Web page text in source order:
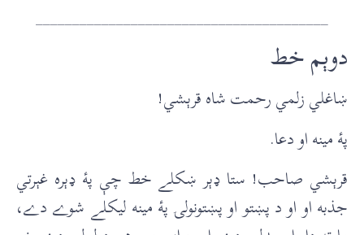
________________________________________
دوېم خط
ښاغلي زلمي رحمت شاه قرېشي!
پۀ مينه او دعا.
قرېشي صاحب! ستا ډېر ښکلے خط چې پۀ ډېره غېرتي
جذبه او او د پښتو او پښتونولۍ پۀ مينه ليکلے شوے دے،